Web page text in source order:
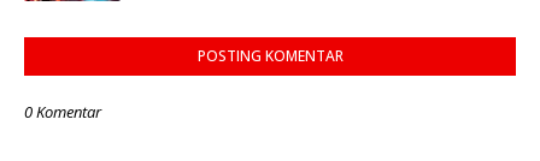
POSTING KOMENTAR
0 Komentar